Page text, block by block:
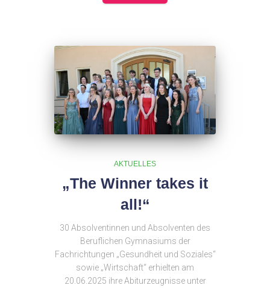
AKTUELLES
„The Winner takes it
all!“
30 Absolventinnen und Absolventen des
Beruflichen Gymnasiums der
Fachrichtungen „Gesundheit und Soziales“
sowie „Wirtschaft“ erhielten am
20.06.2025 ihre Abiturzeugnisse unter